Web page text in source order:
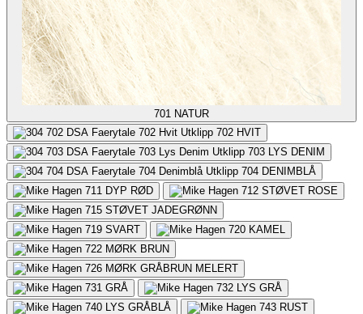
701 NATUR
702 HVIT
703 LYS DENIM
704 DENIMBLÅ
711 DYP RØD 712 STØVET ROSE
715 STØVET JADEGRØNN
719 SVART 720 KAMEL
722 MØRK BRUN
726 MØRK GRÅBRUN MELERT
731 GRÅ 732 LYS GRÅ
740 LYS GRÅBLÅ 743 RUST